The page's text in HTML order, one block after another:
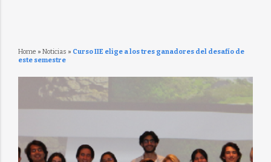
Home » Noticias » Curso IIE elige a los tres ganadores del desafío de
este semestre